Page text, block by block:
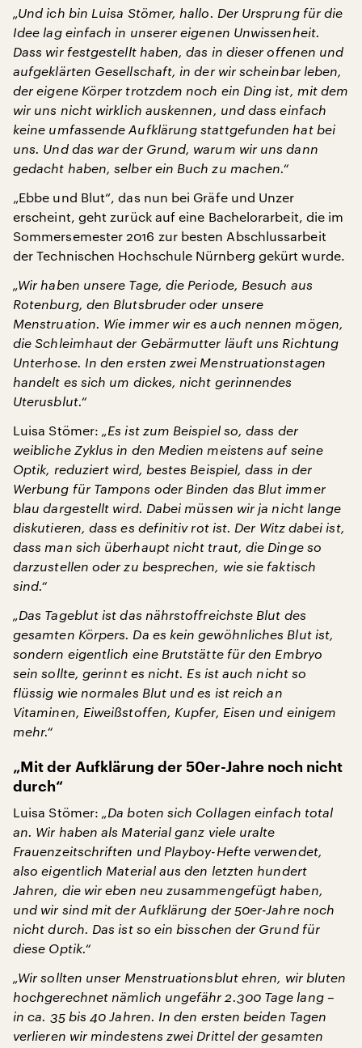
„Und ich bin Luisa Stömer, hallo. Der Ursprung für die
Idee lag einfach in unserer eigenen Unwissenheit.
Dass wir festgestellt haben, das in dieser offenen und
aufgeklärten Gesellschaft, in der wir scheinbar leben,
der eigene Körper trotzdem noch ein Ding ist, mit dem
wir uns nicht wirklich auskennen, und dass einfach
keine umfassende Aufklärung stattgefunden hat bei
uns. Und das war der Grund, warum wir uns dann
gedacht haben, selber ein Buch zu machen.“
„Ebbe und Blut“, das nun bei Gräfe und Unzer
erscheint, geht zurück auf eine Bachelorarbeit, die im
Sommersemester 2016 zur besten Abschlussarbeit
der Technischen Hochschule Nürnberg gekürt wurde.
„Wir haben unsere Tage, die Periode, Besuch aus
Rotenburg, den Blutsbruder oder unsere
Menstruation. Wie immer wir es auch nennen mögen,
die Schleimhaut der Gebärmutter läuft uns Richtung
Unterhose. In den ersten zwei Menstruationstagen
handelt es sich um dickes, nicht gerinnendes
Uterusblut.“
Luisa Stömer: „Es ist zum Beispiel so, dass der
weibliche Zyklus in den Medien meistens auf seine
Optik, reduziert wird, bestes Beispiel, dass in der
Werbung für Tampons oder Binden das Blut immer
blau dargestellt wird. Dabei müssen wir ja nicht lange
diskutieren, dass es definitiv rot ist. Der Witz dabei ist,
dass man sich überhaupt nicht traut, die Dinge so
darzustellen oder zu besprechen, wie sie faktisch
sind.“
„Das Tageblut ist das nährstoffreichste Blut des
gesamten Körpers. Da es kein gewöhnliches Blut ist,
sondern eigentlich eine Brutstätte für den Embryo
sein sollte, gerinnt es nicht. Es ist auch nicht so
flüssig wie normales Blut und es ist reich an
Vitaminen, Eiweißstoffen, Kupfer, Eisen und einigem
mehr.“
„Mit der Aufklärung der 50er-Jahre noch nicht
durch“
Luisa Stömer: „Da boten sich Collagen einfach total
an. Wir haben als Material ganz viele uralte
Frauenzeitschriften und Playboy-Hefte verwendet,
also eigentlich Material aus den letzten hundert
Jahren, die wir eben neu zusammengefügt haben,
und wir sind mit der Aufklärung der 50er-Jahre noch
nicht durch. Das ist so ein bisschen der Grund für
diese Optik.“
„Wir sollten unser Menstruationsblut ehren, wir bluten
hochgerechnet nämlich ungefähr 2.300 Tage lang –
in ca. 35 bis 40 Jahren. In den ersten beiden Tagen
verlieren wir mindestens zwei Drittel der gesamten